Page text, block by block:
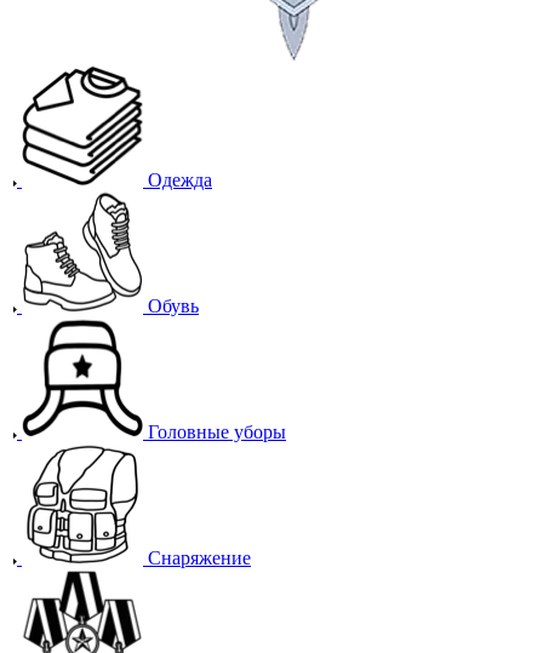
Одежда
Обувь
Головные уборы
Снаряжение